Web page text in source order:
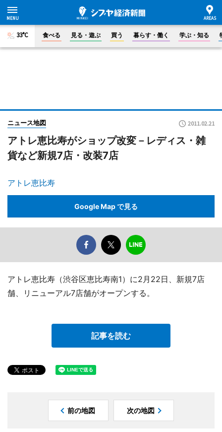
33°C 食べる 見る・遊ぶ 買う 暮らす・働く 学ぶ・知る
ニュース地図 2011.02.21
アトレ恵比寿がショップ改変－レディス・雑
貨など新規7店・改装7店
アトレ恵比寿
Google Map で見る
アトレ恵比寿（渋谷区恵比寿南1）に2月22日、新規7店
舗、リニューアル7店舗がオープンする。
記事を読む
前の地図 次の地図